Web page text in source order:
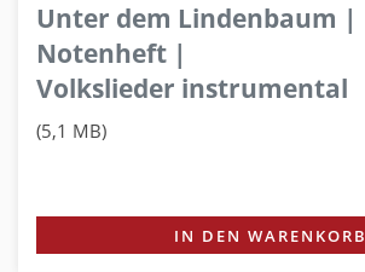
Unter dem Lindenbaum |
Notenheft |
Volkslieder instrumental
(5,1 MB)
IN DEN WARENKORB